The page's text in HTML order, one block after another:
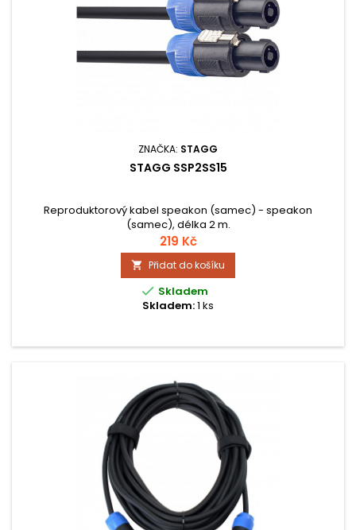
ZNAČKA: STAGG
STAGG SSP2SS15
Reproduktorový kabel speakon (samec) - speakon
(samec), délka 2 m.
219 Kč
 Přidat do košíku
 Skladem
Skladem:1 ks